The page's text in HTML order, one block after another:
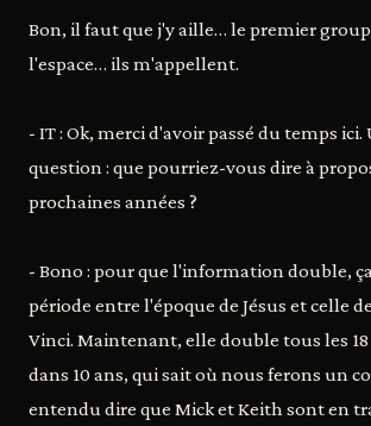
Bon, il faut que j'y aille… le premier
l'espace… ils m'appellent.
- IT : Ok, merci d'avoir passé du temps ici.
question : que pourriez-vous dire à
prochaines années ?
- Bono : pour que l'information double,
période entre l'époque de Jésus et celle
Vinci. Maintenant, elle double tous les
dans 10 ans, qui sait où nous ferons un
entendu dire que Mick et Keith sont en